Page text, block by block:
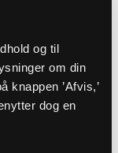
og til
om din
knappen ’Afvis,’
dog en